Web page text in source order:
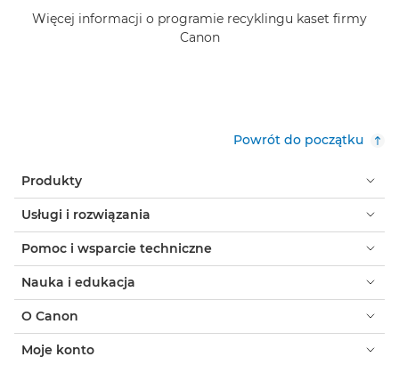
Więcej informacji o programie recyklingu kaset firmy
Canon
Powrót do początku
Produkty
Usługi i rozwiązania
Pomoc i wsparcie techniczne
Nauka i edukacja
O Canon
Moje konto